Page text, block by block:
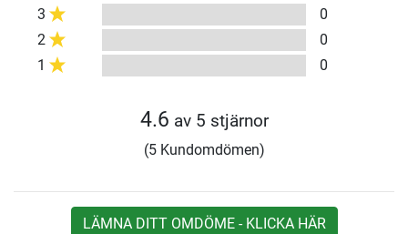
3
0
2
0
1
0
4.6 av 5 stjärnor
(5 Kundomdömen)
LÄMNA DITT OMDÖME - KLICKA HÄR